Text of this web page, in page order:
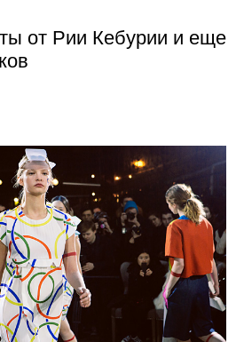
от Рии Кебурии и еще